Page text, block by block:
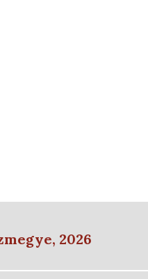
2026